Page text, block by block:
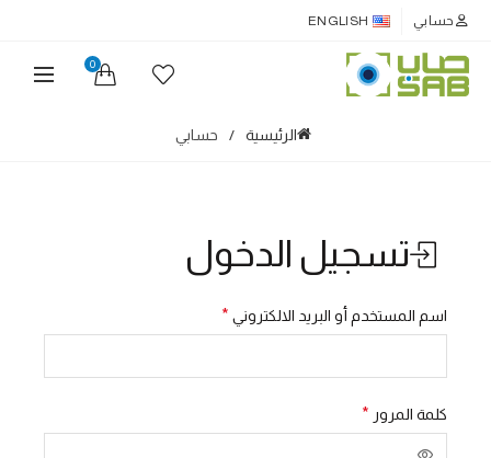
حسابي ENGLISH
0
الرئيسية حسابي
تسجيل الدخول
اسم المستخدم أو البريد الالكتروني *
كلمة المرور *